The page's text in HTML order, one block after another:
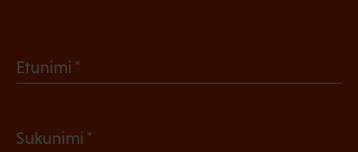
Etunimi
Sukunimi